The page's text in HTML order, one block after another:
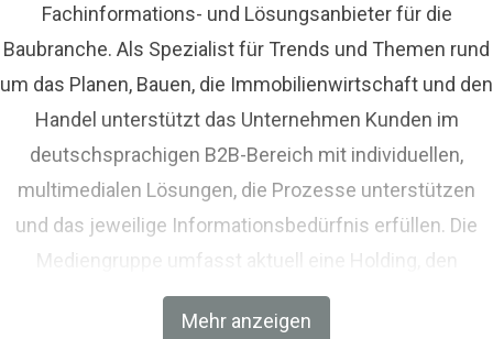
Mehr anzeigen
Fachinformations- und Lösungsanbieter für die
Baubranche. Als Spezialist für Trends und Themen rund
um das Planen, Bauen, die Immobilienwirtschaft und den
Handel unterstützt das Unternehmen Kunden im
deutschsprachigen B2B-Bereich mit individuellen,
multimedialen Lösungen, die Prozesse unterstützen
und das jeweilige Informationsbedürfnis erfüllen. Die
Mediengruppe umfasst aktuell eine Holding, den
Fachverlag RM Rudolf Müller Medien und mit der BIM
World MUNICH eine Netzwerkplattform für Akteure der